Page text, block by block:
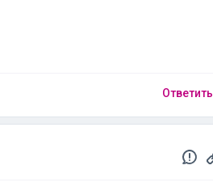
Ответить